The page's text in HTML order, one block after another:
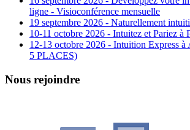
ligne - Visioconférence mensuelle
19 septembre 2026 - Naturellement
10-11 octobre 2026 - Intuitez et Pariez à
12-13 octobre 2026 - Intuition Express
5 PLACES)
Nous rejoindre